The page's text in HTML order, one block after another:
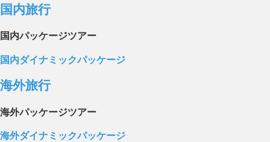
国内旅行
国内パッケージツアー
国内ダイナミックパッケージ
海外旅行
海外パッケージツアー
海外ダイナミックパッケージ